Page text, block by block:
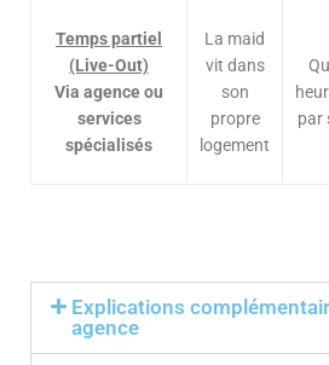
Temps partiel
(Live-Out)
Via agence ou
services
spécialisés
La maid
vit dans
son
propre
logement
par
Explications
agence